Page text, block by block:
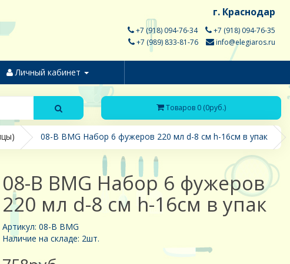
г. Краснодар
+7 (918) 094-76-34
+7 (918) 094-76-35
+7 (989) 833-81-76
info@elegiaros.ru
Личный кабинет
Товаров 0 (0руб.)
08-B BMG Набор 6 фужеров 220 мл d-8 см h-16см в упак
08-B BMG Набор 6 фужеров
220 мл d-8 см h-16см в упак
Артикул: 08-B BMG
Наличие на складе: 2шт.